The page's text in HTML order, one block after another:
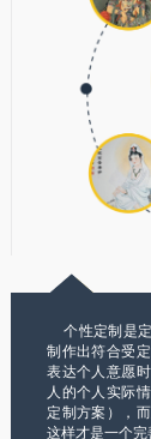
个性定制是
制作出符合受
表达个人意愿
人的个人实际
定制方案），
这样才是一个完